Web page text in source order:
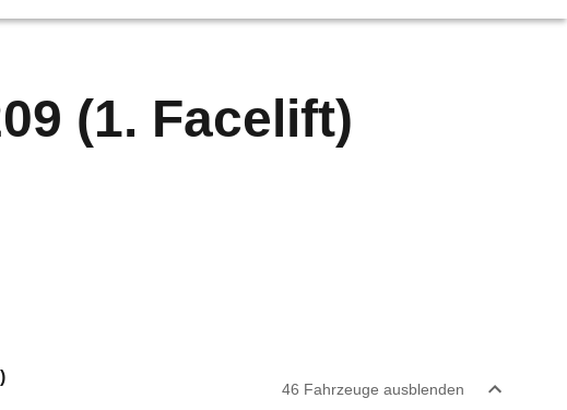
(1. Facelift)
46 Fahrzeuge ausblenden